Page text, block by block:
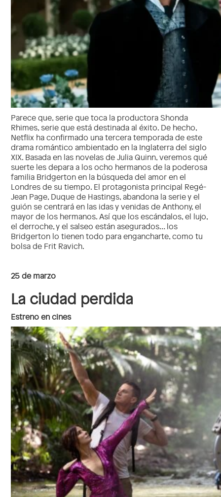
Parece que, serie que toca la productora Shonda
Rhimes, serie que está destinada al éxito. De hecho,
Netflix ha confirmado una tercera temporada de este
drama romántico ambientado en la Inglaterra del siglo
XIX. Basada en las novelas de Julia Quinn, veremos qué
suerte les depara a los ocho hermanos de la poderosa
familia Bridgerton en la búsqueda del amor en el
Londres de su tiempo. El protagonista principal Regé-
Jean Page, Duque de Hastings, abandona la serie y el
guión se centrará en las idas y venidas de Anthony, el
mayor de los hermanos. Así que los escándalos, el lujo,
el derroche, y el salseo están asegurados… los
Bridgerton lo tienen todo para engancharte, como tu
bolsa de Frit Ravich.
25 de marzo
La ciudad perdida
Estreno en cines